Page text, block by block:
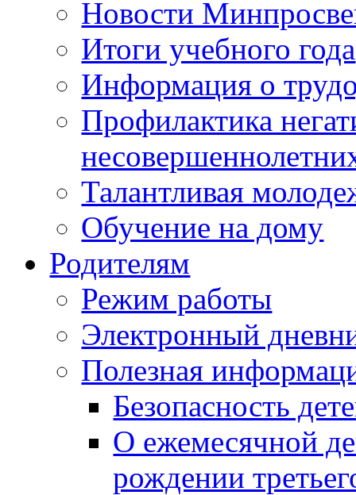
Новости
Итоги учебного года
Информация о
Профилактика
Талантливая
Обучение на дому
Родителям
Режим работы
Электронный
Полезная
Безопасность
О ежемесячной
рождении